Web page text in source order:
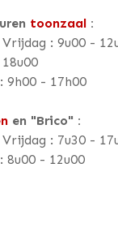
toonzaal :
: 9u00 -
9h00 - 17h00
en "Brico" :
: 7u30 -
8u00 - 12u00